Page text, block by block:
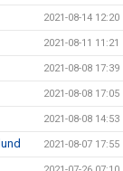
2021-08-14 12:20
2021-08-11 11:21
2021-08-08 17:39
2021-08-08 17:05
2021-08-08 14:53
2021-08-07 17:55